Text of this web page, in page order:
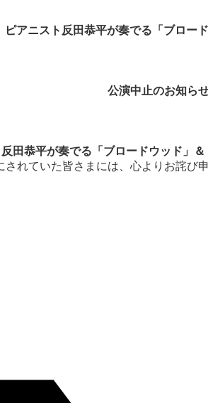
アニスト反田恭平が奏でる「ブロー
公演中止のお知ら
田恭平が奏でる「ブロードウッド」＆
れていた皆さまには、心よりお詫び申